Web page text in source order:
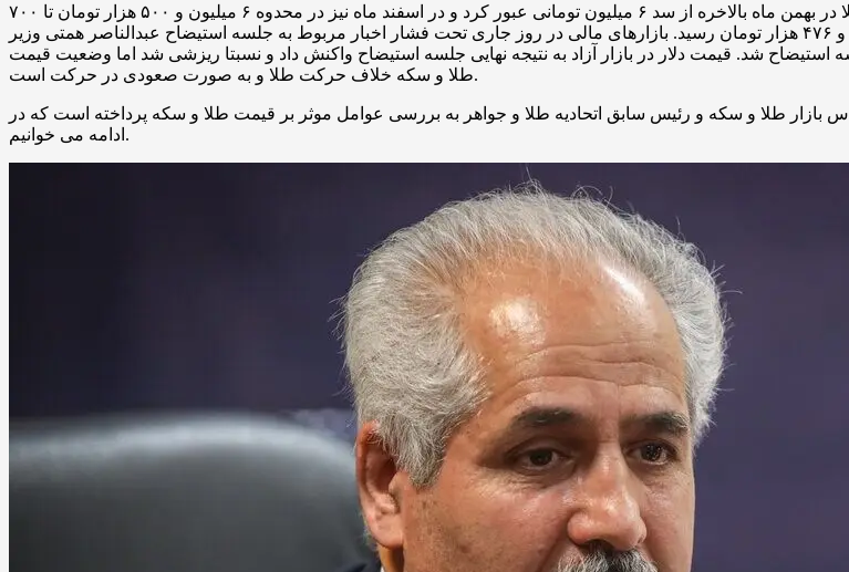
قیمت طلا و سکه در هفته های اخیر با نوسانات زیادی را تجربه کرده است. قیمت طلا در بهمن ماه بالاخره از سد ۶ میلیون تومانی عبور کرد و در اسفند ماه نیز در محدوه ۶ میلیون و ۵۰۰ هزار تومان تا ۷۰۰
تومان در نوسان است. امروز قیمت طلا ۱۸ عیار در بازار در هر گرم به ۶ میلیون و ۴۷۶ هزار تومان رسید. بازارهای مالی در روز جاری تحت فشار اخبار مربوط به جلسه استیضاح عبدالناصر همتی وزیر
شد. قیمت دلار در بازار آزاد به نتیجه نهایی جلسه استیضاح واکنش داد و نسبتا ریزشی شد اما وضعیت قیمت
طلا و سکه خلاف حرکت طلا و به صورت صعودی در حرکت است.
بازار طلا و سکه و رئیس سابق اتحادیه طلا و جواهر به بررسی عوامل موثر بر قیمت طلا و سکه پرداخته است که در
ادامه می خوانیم.